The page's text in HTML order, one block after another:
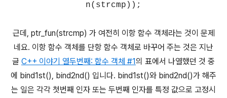
n(strcmp));
근데, ptr_fun(strcmp) 가 여전히 이항 함수 객체라는 것이 문제
네요. 이항 함수 객체를 단항 함수 객체로 바꾸어 주는 것은 지난
글 C++ 이야기 열두번째: 함수 객체 #1의 표에서 나열했던 것 중
에 bind1st(), bind2nd() 입니다. bind1st()와 bind2nd()가 해주
는 일은 각각 첫번째 인자 또는 두번째 인자를 특정 값으로 고정시